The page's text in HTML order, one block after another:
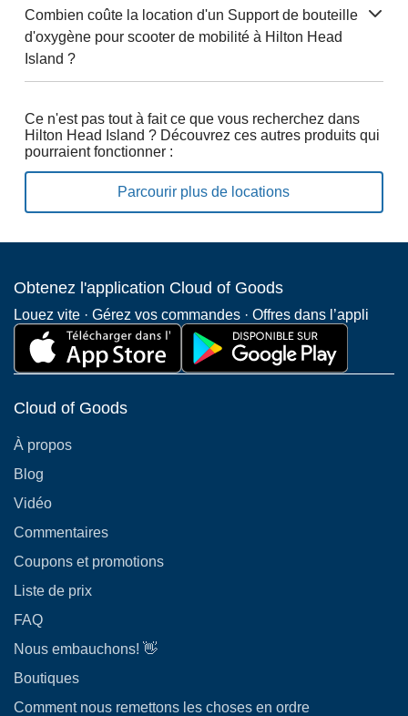
Combien coûte la location d'un Support de bouteille
d'oxygène pour scooter de mobilité à Hilton Head
Island ?
Ce n'est pas tout à fait ce que vous recherchez dans
Hilton Head Island ? Découvrez ces autres produits qui
pourraient fonctionner :
Parcourir plus de locations
Obtenez l'application Cloud of Goods
Louez vite · Gérez vos commandes · Offres dans l’appli
Cloud of Goods
À propos
Blog
Vidéo
Commentaires
Coupons et promotions
Liste de prix
FAQ
Nous embauchons! 👋
Boutiques
Comment nous remettons les choses en ordre